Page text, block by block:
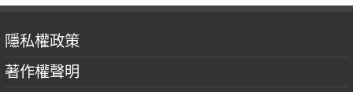
隱私權政策
著作權聲明